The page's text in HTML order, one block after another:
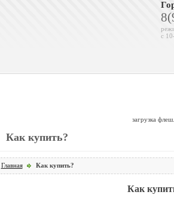
с
загрузка флеш...
Как купить?
Главная Как купить?
Как